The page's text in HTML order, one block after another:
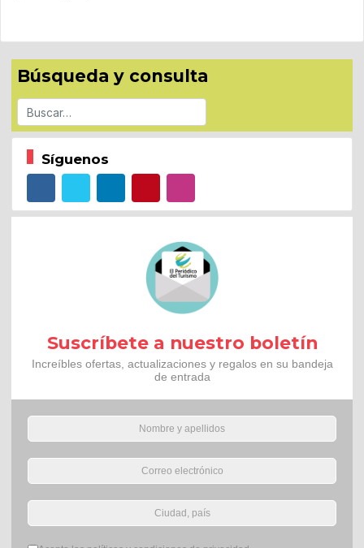
Búsqueda y consulta
Buscar
Síguenos
Suscríbete a nuestro boletín
Increíbles ofertas, actualizaciones y regalos en su bandeja
de entrada